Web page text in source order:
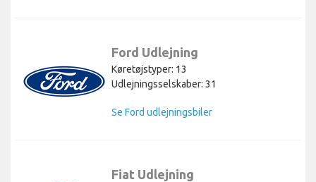
Ford Udlejning
Køretøjstyper: 13
Udlejningsselskaber: 31
Se Ford udlejningsbiler
Fiat Udlejning